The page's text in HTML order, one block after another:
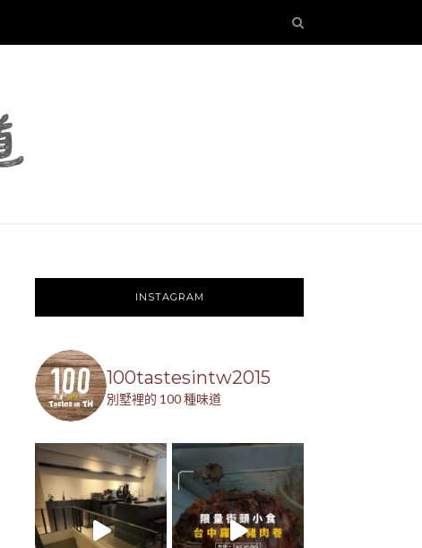
INSTAGRAM
100tastesintw2015
別墅裡的 100 種味道